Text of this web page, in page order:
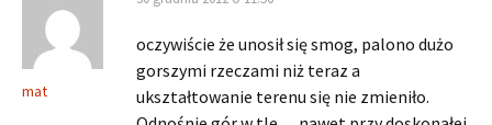
mat
oczywiście że unosił się smog, palono dużo
gorszymi rzeczami niż teraz a
ukształtowanie terenu się nie zmieniło.